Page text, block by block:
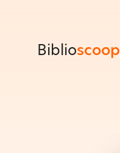
Biblioscoop